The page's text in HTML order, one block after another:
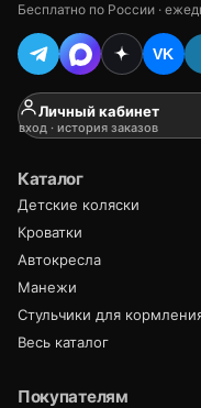
Бесплатно по России ·
VK
Личный кабинет
вход · история заказов
Каталог
Детские коляски
Кроватки
Автокресла
Манежи
Стульчики для
Весь каталог
Покупателям